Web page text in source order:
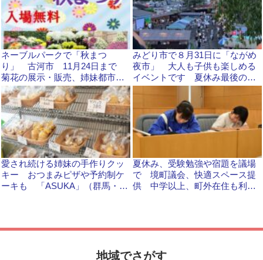
ネーブルパークで「秋まつ
り」 古河市 11月24日まで
菊花の展示・販売、姉妹都市の
物産販売、スタンプラリー
みどり市で８月31日に「ながめ
夜市」 大人も子供も楽しめる
イベントです 夏休み最後の思
い出に！
愛され続ける姉妹の手作りクッ
キー おつまみピザや予約制ケ
ーキも 「ASUKA」（群馬・桐
夏休み、受験勉強や宿題を議場
で 境町議会、快適スペース提
供 中学以上、町外在住も利用
地域でさがす